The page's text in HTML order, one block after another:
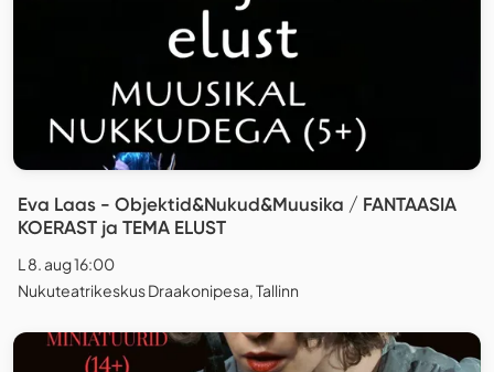
Eva Laas - Objektid&Nukud&Muusika / FANTAASIA
KOERAST ja TEMA ELUST
L 8. aug 16:00
Nukuteatrikeskus Draakonipesa, Tallinn